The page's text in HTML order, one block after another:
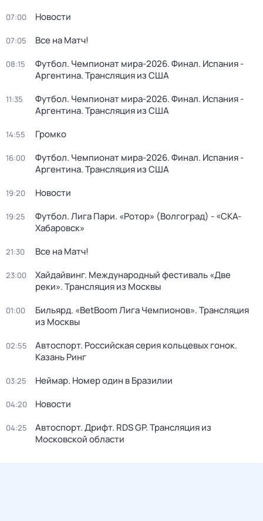
07:00 Новости
07:05 Все на Матч!
08:15
Футбол. Чемпионат мира-2026. Финал. Испания -
Аргентина. Трансляция из США
11:35
Футбол. Чемпионат мира-2026. Финал. Испания -
Аргентина. Трансляция из США
14:55 Громко
16:00
Футбол. Чемпионат мира-2026. Финал. Испания -
Аргентина. Трансляция из США
19:20 Новости
19:25
Футбол. Лига Пари. «Ротор» (Волгоград) - «СКА-
Хабаровск»
21:30 Все на Матч!
23:00
Хайдайвинг. Международный фестиваль «Две
реки». Трансляция из Москвы
01:00
Бильярд. «BetBoom Лига Чемпионов». Трансляция
из Москвы
02:55
Автоспорт. Российская серия кольцевых гонок.
Казань Ринг
03:25 Неймар. Номер один в Бразилии
04:20 Новости
04:25
Автоспорт. Дрифт. RDS GP. Трансляция из
Московской области